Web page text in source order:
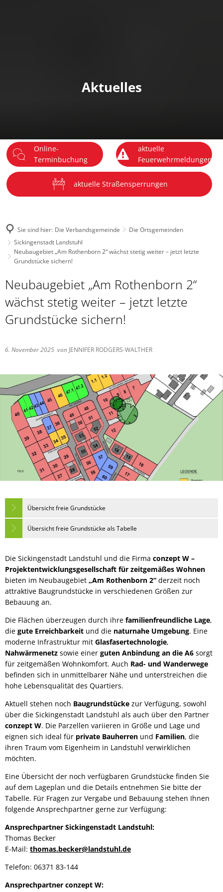
Aktuelles
Online-
Terminbuchung
aktuelle
Feuerwehrmeldungen
aktuelle Straßensperrungen
Sie sind hier: Die Verbandsgemeinde
Die Ortsgemeinden
Sickingenstadt Landstuhl
Neubaugebiet „Am Rothenborn 2“ wächst stetig weiter – jetzt letzte
Grundstücke sichern!
Neubaugebiet „Am Rothenborn 2“
wächst stetig weiter – jetzt letzte
Grundstücke sichern!
6. November 2025 von JENNIFER RODGERS-WALTHER
Übersicht freie Grundstücke
Übersicht freie Grundstücke als Tabelle
Die Sickingenstadt Landstuhl und die Firma conzept W –
Projektentwicklungsgesellschaft für zeitgemäßes Wohnen
bieten im Neubaugebiet „Am Rothenborn 2“ derzeit noch
attraktive Baugrundstücke in verschiedenen Größen zur
Bebauung an.
Die Flächen überzeugen durch ihre familienfreundliche Lage,
die gute Erreichbarkeit und die naturnahe Umgebung. Eine
moderne Infrastruktur mit Glasfasertechnologie,
Nahwärmenetz sowie einer guten Anbindung an die A6 sorgt
für zeitgemäßen Wohnkomfort. Auch Rad- und Wanderwege
befinden sich in unmittelbarer Nähe und unterstreichen die
hohe Lebensqualität des Quartiers.
Aktuell stehen noch Baugrundstücke zur Verfügung, sowohl
über die Sickingenstadt Landstuhl als auch über den Partner
conzept W. Die Parzellen variieren in Größe und Lage und
eignen sich ideal für private Bauherren und Familien, die
ihren Traum vom Eigenheim in Landstuhl verwirklichen
möchten.
Eine Übersicht der noch verfügbaren Grundstücke finden Sie
auf dem Lageplan und die Details entnehmen Sie bitte der
Tabelle. Für Fragen zur Vergabe und Bebauung stehen Ihnen
folgende Ansprechpartner gerne zur Verfügung:
Ansprechpartner Sickingenstadt Landstuhl:
Thomas Becker
E-Mail: thomas.becker@landstuhl.de
Telefon: 06371 83-144
Ansprechpartner conzept W: